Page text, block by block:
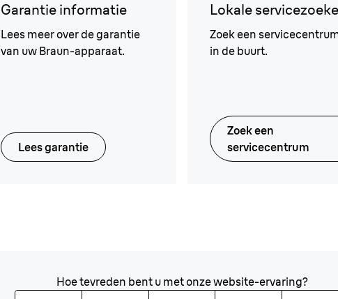
Garantie informatie
Lees meer over de garantie
van uw Braun-apparaat.
Lees garantie
Lokale
Zoek een
in de buurt.
Zoek een
servicecentrum
Hoe tevreden bent u met onze website-ervaring?